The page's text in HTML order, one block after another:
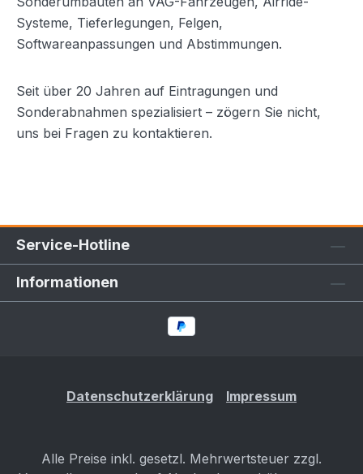
Systeme, Tieferlegungen, Felgen,
Softwareanpassungen und Abstimmungen.
Seit über 20 Jahren auf Eintragungen und
Sonderabnahmen spezialisiert – zögern Sie nicht,
uns bei Fragen zu kontaktieren.
Service-Hotline
Informationen
Datenschutzerklärung Impressum
Alle Preise inkl. gesetzl. Mehrwertsteuer zzgl.